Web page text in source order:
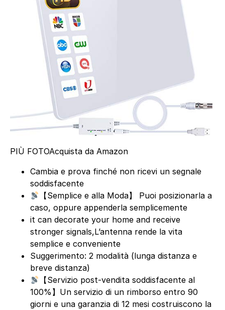
PIÙ FOTOAcquista da Amazon
Cambia e prova finché non ricevi un segnale
soddisfacente
【Semplice e alla Moda】 Puoi posizionarla a
caso, oppure appenderla semplicemente
it can decorate your home and receive
stronger signals,L’antenna rende la vita
semplice e conveniente
Suggerimento: 2 modalità (lunga distanza e
breve distanza)
【Servizio post-vendita soddisfacente al
100%】Un servizio di un rimborso entro 90
giorni e una garanzia di 12 mesi costruiscono la